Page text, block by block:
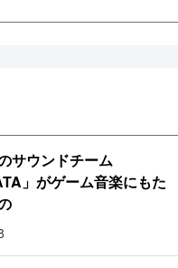
サウンドチーム
」がゲーム音楽にもた